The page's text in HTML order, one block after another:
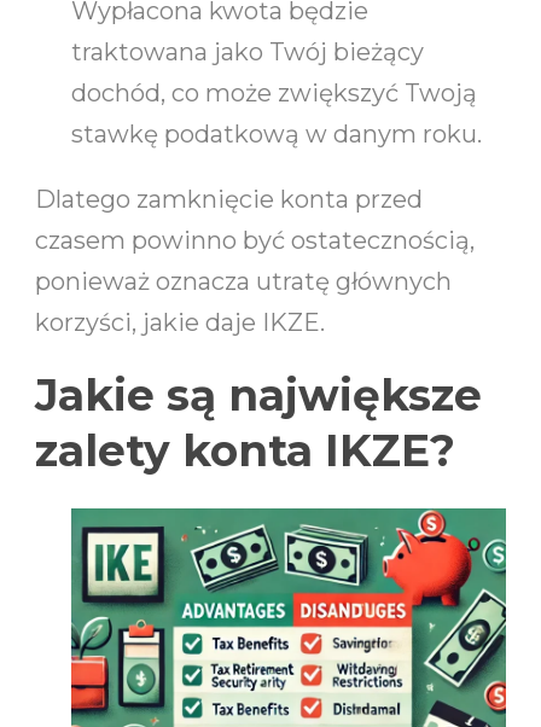
Wypłacona kwota będzie
traktowana jako Twój bieżący
dochód, co może zwiększyć Twoją
stawkę podatkową w danym roku.
Dlatego zamknięcie konta przed
czasem powinno być ostatecznością,
ponieważ oznacza utratę głównych
korzyści, jakie daje IKZE.
Jakie są największe
zalety konta IKZE?